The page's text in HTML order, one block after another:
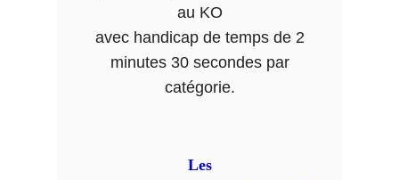
au KO
avec handicap de temps de 2
minutes 30 secondes par
catégorie.
Les